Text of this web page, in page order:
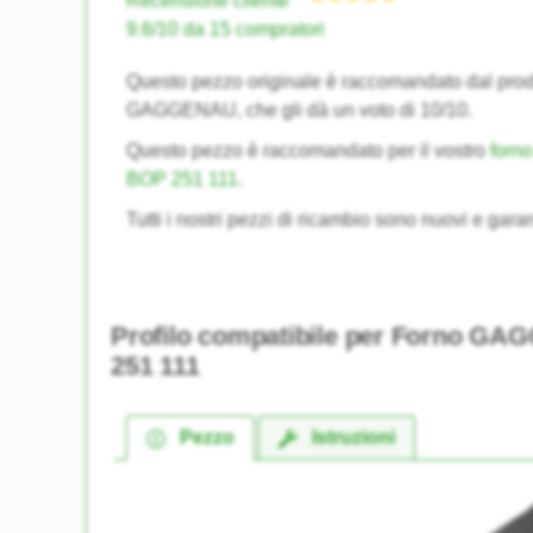
9.6/10 da 15 compratori
Questo pezzo originale è raccomandato dal
GAGGENAU, che gli dà un voto di 10/10.
Questo pezzo è raccomandato per il vostro
BOP 251 111
Tutti i nostri pezzi di ricambio sono nuovi e
Profilo compatibile per Forno
251 111
Pezzo Istruzioni